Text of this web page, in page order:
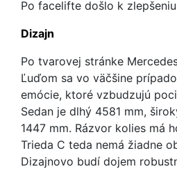
Po facelifte došlo k
Dizajn
Po tvarovej stránke
Ľuďom sa vo väčšine
emócie, ktoré vzbudzujú
Sedan je dlhý 4581 mm,
1447 mm. Rázvor kolies má
Trieda C teda nemá žiadne
Dizajnovo budí dojem